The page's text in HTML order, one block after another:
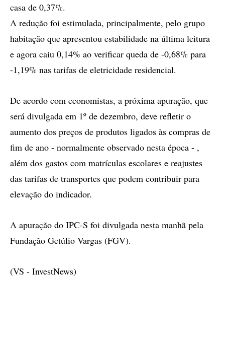
casa de 0,37%.
A redução foi estimulada, principalmente, pelo grupo
habitação que apresentou estabilidade na última leitura
e agora caiu 0,14% ao verificar queda de -0,68% para
-1,19% nas tarifas de eletricidade residencial.
De acordo com economistas, a próxima apuração, que
será divulgada em 1º de dezembro, deve refletir o
aumento dos preços de produtos ligados às compras de
fim de ano - normalmente observado nesta época - ,
além dos gastos com matrículas escolares e reajustes
das tarifas de transportes que podem contribuir para
elevação do indicador.
A apuração do IPC-S foi divulgada nesta manhã pela
Fundação Getúlio Vargas (FGV).
(VS - InvestNews)